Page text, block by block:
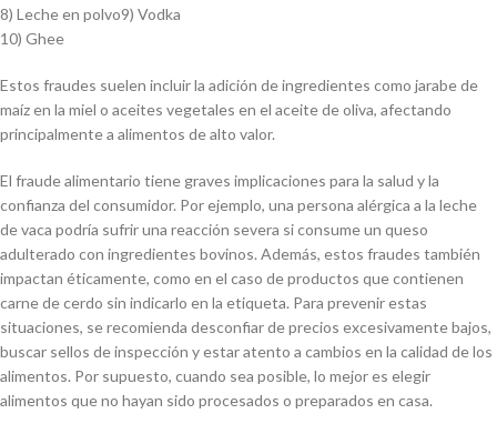
8) Leche en polvo9) Vodka
10) Ghee
Estos fraudes suelen incluir la adición de ingredientes como jarabe de
maíz en la miel o aceites vegetales en el aceite de oliva, afectando
principalmente a alimentos de alto valor.
El fraude alimentario tiene graves implicaciones para la salud y la
confianza del consumidor. Por ejemplo, una persona alérgica a la leche
de vaca podría sufrir una reacción severa si consume un queso
adulterado con ingredientes bovinos. Además, estos fraudes también
impactan éticamente, como en el caso de productos que contienen
carne de cerdo sin indicarlo en la etiqueta. Para prevenir estas
situaciones, se recomienda desconfiar de precios excesivamente bajos,
buscar sellos de inspección y estar atento a cambios en la calidad de los
alimentos. Por supuesto, cuando sea posible, lo mejor es elegir
alimentos que no hayan sido procesados o preparados en casa.